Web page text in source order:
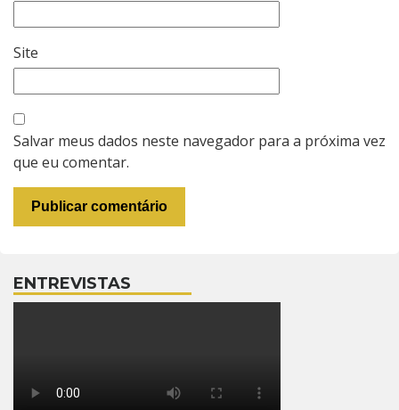
Site
Salvar meus dados neste navegador para a próxima vez
que eu comentar.
ENTREVISTAS